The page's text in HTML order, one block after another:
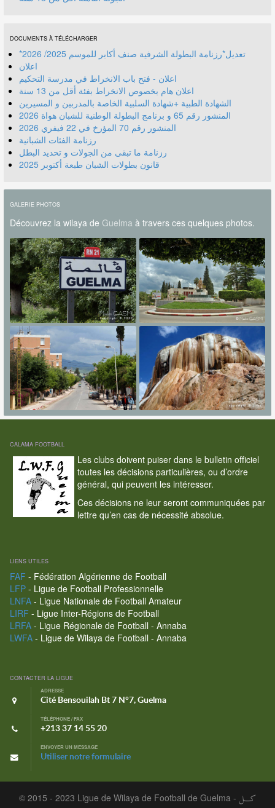
DOCUMENTS À TÉLÉCHARGER
*تعديل*رزنامة البطولة الشرفية صنف أكابر للموسم 2025/ 2026
اعلان
اعلان - فتح باب الانخراط في مدرسة التحكيم
اعلان هام بخصوص الانخراط بفئة أقل من 13 سنة
الشهادة الطبية +شهادة السلبية الخاصة بالمدربين و المسيرين
المنشور رقم 70 المؤرخ في 22 فيفري 2026
رزنامة الفئات الشبانية
رزنامة ما تبقى من الجولات و تحديد البطل
قانون بطولات الشبان طبعة أكتوبر 2025
GALERIE PHOTOS
Découvrez la wilaya de Guelmaà travers ces quelques photos.
CALAMA FOOTBALL
Les clubs doivent puiser dans le bulletin officiel
toutes les décisions particulières, ou d’ordre
général, qui peuvent les intéresser.
Ces décisions ne leur seront communiquées par
lettre qu’en cas de nécessité absolue.
LIENS UTILES
FAF - Fédération Algérienne de Football
LFP- Ligue de Football Professionnelle
LNFA- Ligue Nationale de Football Amateur
LIRF - Ligue Inter-Régions de Football
LRFA- Ligue Régionale de Football - Annaba
LWFA- Ligue de Wilaya de Football - Annaba
CONTACTER LA LIGUE
ADRESSE
Cité Bensouilah Bt 7 N°7, Guelma
TÉLÉPHONE / FAX
+213 37 14 55 20
ENVOYER UN MESSAGE
Utiliser notre formulaire
© 2015 - 2023 Ligue de Wilaya de Football de Guelma - كـــل